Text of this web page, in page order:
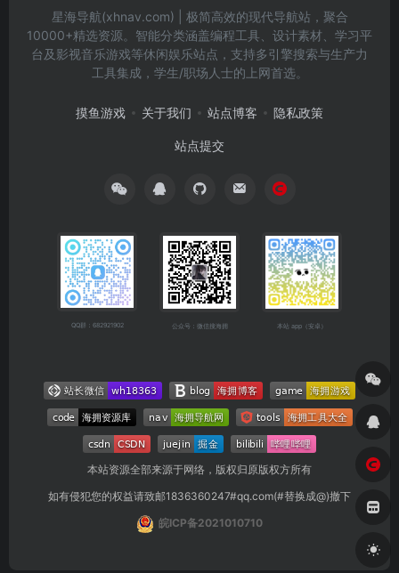
星海导航(xhnav.com) | 极简高效的现代导航站，聚合
10000+精选资源。智能分类涵盖编程工具、设计素材、学习平
台及影视音乐游戏等休闲娱乐站点，支持多引擎搜索与生产力
工具集成，学生/职场人士的上网首选。
摸鱼游戏 关于我们 站点博客 隐私政策
站点提交
QQ群：682921902 公众号：微信搜海拥 本站 app（安卓）
本站资源全部来源于网络，版权归原版权方所有
如有侵犯您的权益请致邮1836360247#qq.com(#替换成@)撤下
皖ICP备2021010710